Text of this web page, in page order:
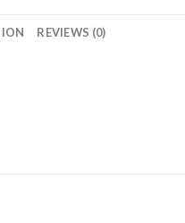
REVIEWS (0)